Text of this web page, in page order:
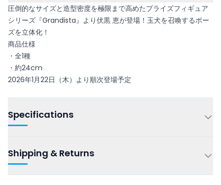
圧倒的なサイズと造型密度を極限まで高めたプライズフィギュア
シリーズ『Grandista』より伏黒 恵が登場！玉犬を召喚するポー
ズを立体化！
商品仕様
・全1種
・約24cm
2026年1月22日（木）より順次登場予定
Specifications
Shipping & Returns